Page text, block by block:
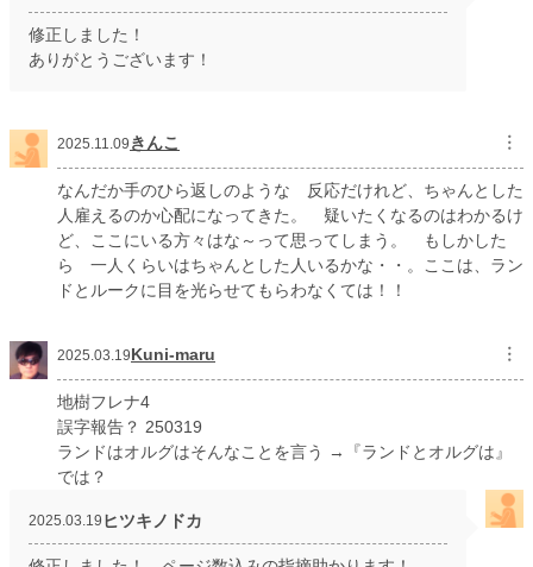
修正しました！
ありがとうございます！
2025.11.09 きんこ ︙
なんだか手のひら返しのような 反応だけれど、ちゃんとした
人雇えるのか心配になってきた。 疑いたくなるのはわかるけ
ど、ここにいる方々はな～って思ってしまう。 もしかした
ら 一人くらいはちゃんとした人いるかな・・。ここは、ラン
ドとルークに目を光らせてもらわなくては！！
2025.03.19Kuni-maru ︙
地樹フレナ4
誤字報告？ 250319
ランドはオルグはそんなことを言う →『ランドとオルグは』
では？
2025.03.19 ヒツキノドカ